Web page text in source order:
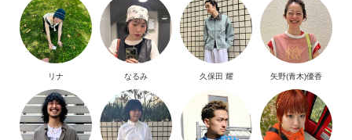
リナ なるみ 久保田 耀 矢野(青木)優香